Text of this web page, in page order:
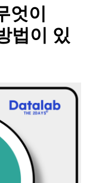
엇이
법이 있